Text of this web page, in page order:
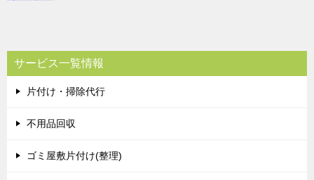
サービス一覧情報
片付け・掃除代行
不用品回収
ゴミ屋敷片付け(整理)